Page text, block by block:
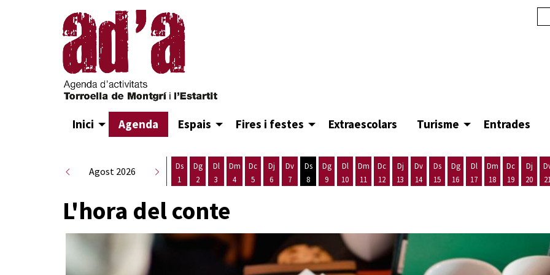
Inici Agenda Espais Fires i festes Extraescolars Turisme Entrades
Agost 2026
Ds
1
Dg
2
Dl
3
Dm
4
Dc
5
Dj
6
Dv
7
Ds
8
Dg
9
Dl
10
Dm
11
Dc
12
Dj
13
Dv
14
Ds
15
Dg
16
Dl
17
Dm
18
Dc
19
Dj
20
L'hora del conte